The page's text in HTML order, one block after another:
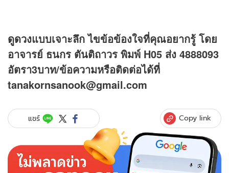
ดูดวงแบบเจาะลึก ไขข้อข้องใจที่คุณอยากรู้ โดย
อาจารย์ ธนกร ตันติถาวร พิมพ์ H05 ส่ง 4888093
อัตรา3บาท/ข้อความหรือติดต่อได้ที่
tanakornsanook@gmail.com
แชร์ Copy link